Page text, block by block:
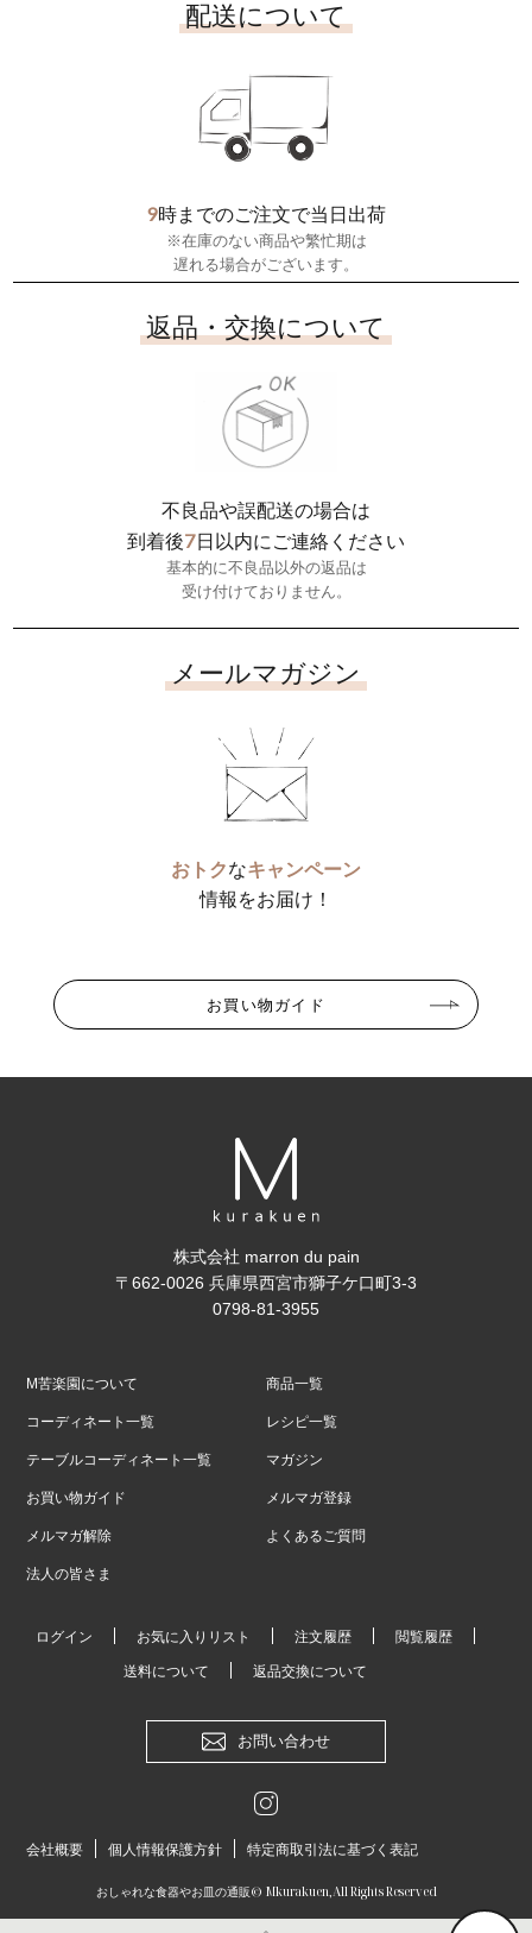
配送について
9時までのご注文で当日出荷
※在庫のない商品や繁忙期は
遅れる場合がございます。
返品・交換について
不良品や誤配送の場合は
到着後7日以内にご連絡ください
基本的に不良品以外の返品は
受け付けておりません。
メールマガジン
おトクなキャンペーン
情報をお届け！
お買い物ガイド
株式会社 marron du pain
〒662-0026 兵庫県西宮市獅子ケ口町3-3
0798-81-3955
M苦楽園について 商品一覧
コーディネート一覧 レシピ一覧
テーブルコーディネート一覧 マガジン
お買い物ガイド メルマガ登録
メルマガ解除 よくあるご質問
法人の皆さま
ログイン お気に入りリスト 注文履歴 閲覧履歴
送料について 返品交換について
お問い合わせ
会社概要 個人情報保護方針 特定商取引法に基づく表記
おしゃれな食器やお皿の通販© Mkurakuen,All Rights Reserved